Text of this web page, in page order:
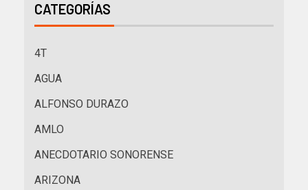
CATEGORÍAS
4T
AGUA
ALFONSO DURAZO
AMLO
ANECDOTARIO SONORENSE
ARIZONA